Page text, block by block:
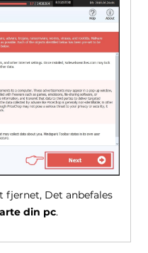
fjernet, Det anbefales
din pc.